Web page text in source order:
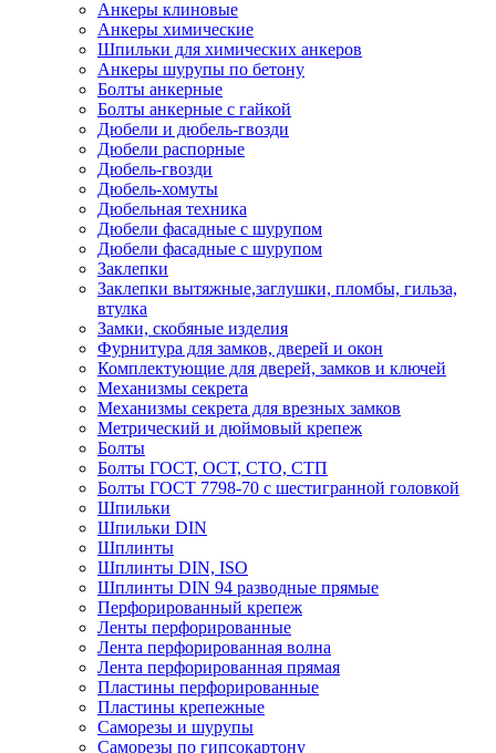
Анкеры клиновые
Анкеры химические
Шпильки для химических анкеров
Анкеры шурупы по бетону
Болты анкерные
Болты анкерные с гайкой
Дюбели и дюбель-гвозди
Дюбели распорные
Дюбель-гвозди
Дюбель-хомуты
Дюбельная техника
Дюбели фасадные с шурупом
Дюбели фасадные с шурупом
Заклепки
Заклепки вытяжные,заглушки, пломбы, гильза,
втулка
Замки, скобяные изделия
Фурнитура для замков, дверей и окон
Комплектующие для дверей, замков и ключей
Механизмы секрета
Механизмы секрета для врезных замков
Метрический и дюймовый крепеж
Болты
Болты ГОСТ, ОСТ, СТО, СТП
Болты ГОСТ 7798-70 с шестигранной головкой
Шпильки
Шпильки DIN
Шплинты
Шплинты DIN, ISO
Шплинты DIN 94 разводные прямые
Перфорированный крепеж
Ленты перфорированные
Лента перфорированная волна
Лента перфорированная прямая
Пластины перфорированные
Пластины крепежные
Саморезы и шурупы
Саморезы по гипсокартону